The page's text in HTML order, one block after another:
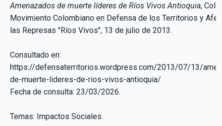
Amenazados de muerte líderes de Ríos Vivos Antioquia,
Movimiento Colombiano en Defensa de los Territorios y
las Represas "Ríos Vivos", 13 de julio de 2013.
Consultado en:
https://defensaterritorios.wordpress.com/2013/07/13/
de-muerte-lideres-de-rios-vivos-antioquia/
Fecha de consulta: 23/03/2026.
Temas: Impactos Sociales.